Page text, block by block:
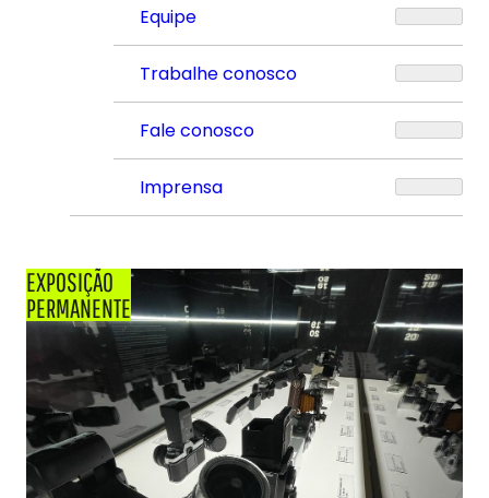
Equipe
Trabalhe conosco
Fale conosco
Imprensa
EXPOSIÇÃO
PERMANENTE